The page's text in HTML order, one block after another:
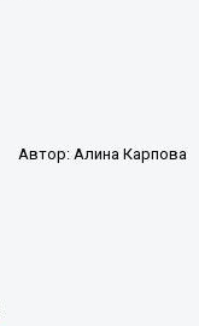
Автор:Алина Карпова